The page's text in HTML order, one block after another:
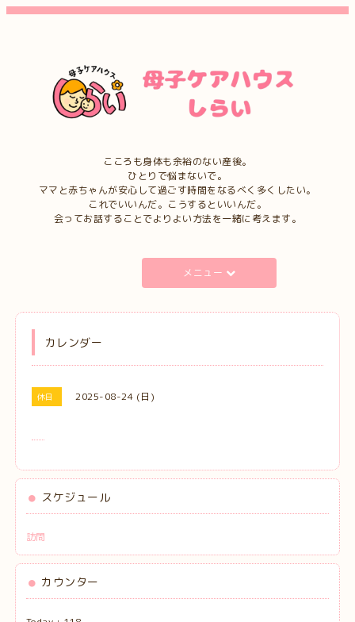
こころも身体も余裕のない産後。
ひとりで悩まないで。
ママと赤ちゃんが安心して過ごす時間をなるべく多くしたい。
これでいいんだ。こうするといいんだ。
会ってお話することでよりよい方法を一緒に考えます。
メニュー
カレンダー
休日 2025-08-24 (日)
スケジュール
訪問
カウンター